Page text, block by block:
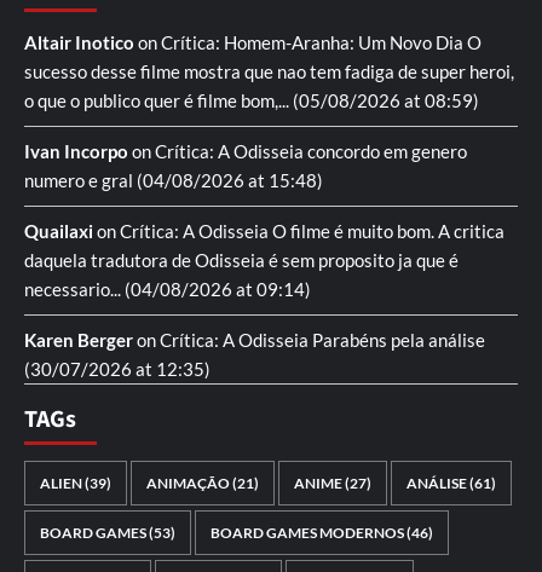
Altair Inotico onCrítica: Homem-Aranha: Um Novo Dia O
sucesso desse filme mostra que nao tem fadiga de super heroi,
o que o publico quer é filme bom,... (05/08/2026 at 08:59)
Ivan Incorpo onCrítica: A Odisseia concordo em genero
numero e gral (04/08/2026 at 15:48)
QuailaxionCrítica: A Odisseia O filme é muito bom. A critica
daquela tradutora de Odisseia é sem proposito ja que é
necessario... (04/08/2026 at 09:14)
Karen BergeronCrítica: A Odisseia Parabéns pela análise
(30/07/2026 at 12:35)
TAGs
ALIEN(39) ANIMAÇÃO(21) ANIME(27) ANÁLISE(61)
BOARD GAMES(53) BOARD GAMES MODERNOS(46)